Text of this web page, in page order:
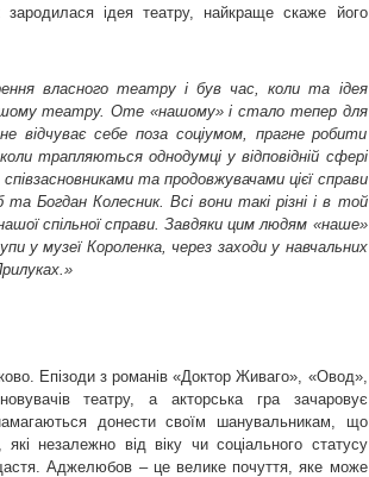
зародилася ідея театру, найкраще скаже його
власного театру і був час, коли та ідея
театру. Оте «нашому» і стало тепер для
відчуває себе поза соціумом, прагне робити
трапляються однодумці у відповідній сфері
та продовжувачами цієї справи
Богдан Колесник. Всі вони такі різні і в той
спільної справи. Завдяки цим людям «наше»
у музеї Короленка, через заходи у навчальних
Епізоди з романів «Доктор Живаго», «Овод»,
театру, а акторська гра зачаровує
донестисвоїм шанувальникам, що
які незалежно від віку чи соціального статусу
Аджелюбов – це велике почуття, яке може